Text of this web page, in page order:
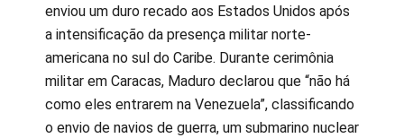
enviou um duro recado aos Estados Unidos após
a intensificação da presença militar norte-
americana no sul do Caribe. Durante cerimônia
militar em Caracas, Maduro declarou que “não há
como eles entrarem na Venezuela”, classificando
o envio de navios de guerra, um submarino nuclear